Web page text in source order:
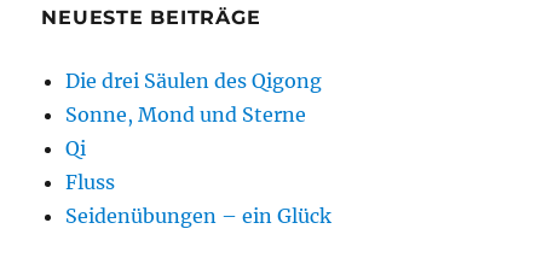
NEUESTE BEITRÄGE
Die drei Säulen des Qigong
Sonne, Mond und Sterne
Qi
Fluss
Seidenübungen – ein Glück